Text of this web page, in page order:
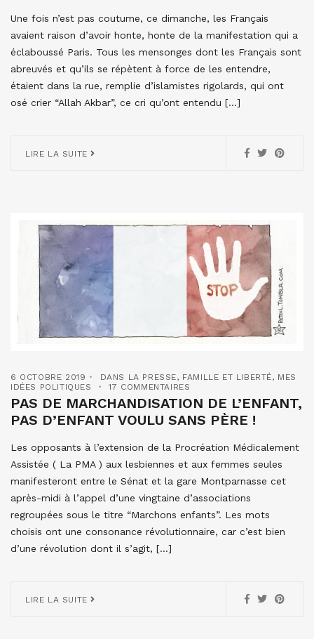
Une fois n’est pas coutume, ce dimanche, les Français
avaient raison d’avoir honte, honte de la manifestation qui a
éclaboussé Paris. Tous les mensonges dont les Français sont
abreuvés et qu’ils se répètent à force de les entendre,
étaient dans la rue, remplie d’islamistes rigolards, qui ont
osé crier “Allah Akbar”, ce cri qu’ont entendu […]
LIRE LA SUITE
6 OCTOBRE 2019 DANS LA PRESSE, FAMILLE ET LIBERTÉ, MES
IDÉES POLITIQUES
17 COMMENTAIRES
PAS DE MARCHANDISATION DE L’ENFANT,
PAS D’ENFANT VOULU SANS PÈRE !
Les opposants à l’extension de la Procréation Médicalement
Assistée ( La PMA ) aux lesbiennes et aux femmes seules
manifesteront entre le Sénat et la gare Montparnasse cet
après-midi à l’appel d’une vingtaine d’associations
regroupées sous le titre “Marchons enfants”. Les mots
choisis ont une consonance révolutionnaire, car c’est bien
d’une révolution dont il s’agit, […]
LIRE LA SUITE